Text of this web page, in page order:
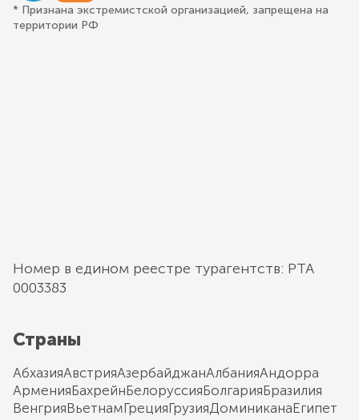
* Признана экстремистской организацией, запрещена на
территории РФ
Номер в едином реестре турагентств: РТА
0003383
Страны
АбхазияАвстрияАзербайджанАлбанияАндорра
АрменияБахрейнБелоруссияБолгарияБразилия
ВенгрияВьетнамГрецияГрузияДоминиканаЕгипет